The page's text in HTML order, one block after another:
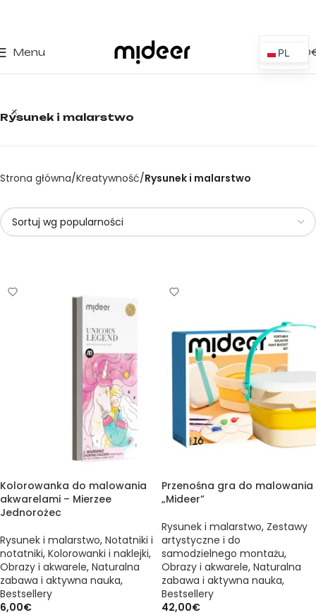
Menu 0,00
Rysunek i malarstwo
Strona główna Kreatywność Rysunek i malarstwo
Kolorowanka do malowania
akwarelami – Mierzee
Jednorożec
Rysunek i malarstwo, Notatniki i
notatniki, Kolorowanki i naklejki,
Obrazy i akwarele, Naturalna
zabawa i aktywna nauka,
Bestsellery
6,00€
Przenośna gra do malowania
„Mideer”
Rysunek i malarstwo, Zestawy
artystyczne i do
samodzielnego montażu,
Obrazy i akwarele, Naturalna
zabawa i aktywna nauka,
Bestsellery
42,00€
PL
ES